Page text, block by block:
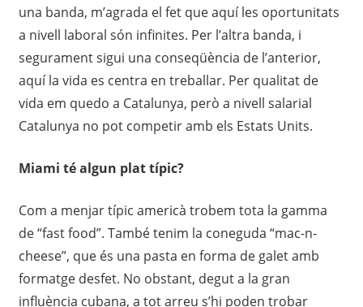
una banda, m’agrada el fet que aquí les oportunitats
a nivell laboral són infinites. Per l’altra banda, i
segurament sigui una conseqüència de l’anterior,
aquí la vida es centra en treballar. Per qualitat de
vida em quedo a Catalunya, però a nivell salarial
Catalunya no pot competir amb els Estats Units.
Miami té algun plat típic?
Com a menjar típic americà trobem tota la gamma
de “fast food”. També tenim la coneguda “mac-n-
cheese”, que és una pasta en forma de galet amb
formatge desfet. No obstant, degut a la gran
influència cubana, a tot arreu s’hi poden trobar